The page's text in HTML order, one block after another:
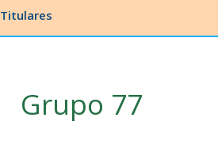
Titulares
Grupo 77